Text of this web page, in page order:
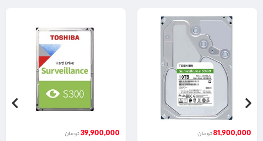
81,900,000تومان 39,900,000تومان